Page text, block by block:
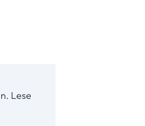
Lese